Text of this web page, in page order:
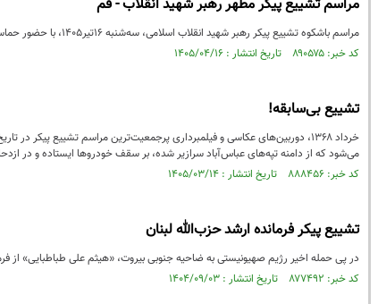
مراسم تشییع پیکر مطهر رهبر شهید انقلاب - قم
مراسم باشکوه تشییع پیکر رهبر شهید انقلاب اسلامی، سه‌شنبه ۱۶تیر۱۴۰۵، با حضور حماسی و پرشور مردم قدرشناس و انقلابی از مسیرهای اعلام‌شده در قم برگزار شد.
کد خبر: ۸۹۰۵۷۵ تاریخ انتشار : ۱۴۰۵/۰۴/۱۶
تشییع بی‌سابقه!
خرداد ۱۳۶۸، دوربین‌های عکاسی و فیلمبرداری پرجمعیت‌ترین مراسم‌ تشییع پیکر
می‌شود که از دامنه تپه‌های عباس‌آباد سرازیر شده، بر سقف خودروها ایستاده و در
کد خبر: ۸۸۸۴۵۶ تاریخ انتشار : ۱۴۰۵/۰۳/۱۴
تشییع پیکر فرمانده ارشد حزب‌الله لبنان
در پی حمله اخیر رژیم صهیونیستی به ضاحیه جنوبی بیروت، «هیثم علی طباطبایی» از
کد خبر: ۸۷۷۴۹۲ تاریخ انتشار : ۱۴۰۴/۰۹/۰۳